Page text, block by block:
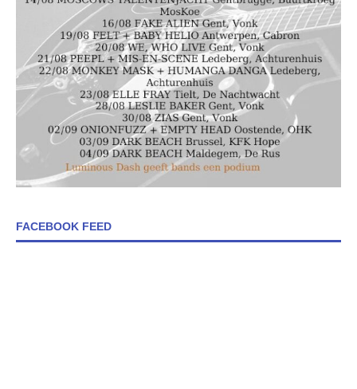
FACEBOOK FEED